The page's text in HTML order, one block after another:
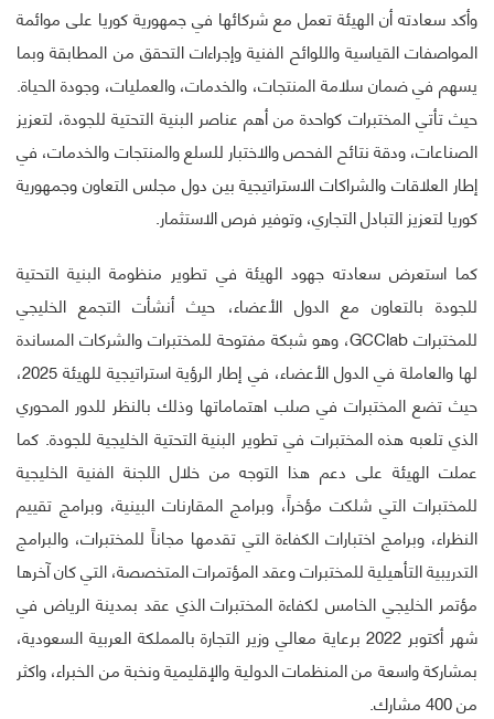
وأكد سعادته أن الهيئة تعمل مع شركائها في جمهورية كوريا على موائمة
المواصفات القياسية واللوائح الفنية وإجراءات التحقق من المطابقة وبما
يسهم في ضمان سلامة المنتجات، والخدمات، والعمليات، وجودة الحياة.
حيث تأتي المختبرات كواحدة من أهم عناصر البنية التحتية للجودة، لتعزيز
الصناعات، ودقة نتائح الفحص والاختبار للسلع والمنتجات والخدمات، في
إطار العلاقات والشراكات الاستراتيجية بين دول مجلس التعاون وجمهورية
كوريا لتعزيز التبادل التجاري، وتوفير فرص الاستثمار.
كما استعرض سعادته جهود الهيئة في تطوير منظومة البنية التحتية
للجودة بالتعاون مع الدول الأعضاء، حيث أنشأت التجمع الخليجي
للمختبرات GCClab، وهو شبكة مفتوحة للمختبرات والشركات المساندة
لها والعاملة في الدول الأعضاء، في إطار الرؤية استراتيجية للهيئة 2025،
حيث تضع المختبرات في صلب اهتماماتها وذلك بالنظر للدور المحوري
الذي تلعبه هذه المختبرات في تطوير البنية التحتية الخليجية للجودة. كما
عملت الهيئة على دعم هذا التوجه من خلال اللجنة الفنية الخليجية
للمختبرات التي شلكت مؤخراً، وبرامج المقارنات البينية، وبرامج تقييم
النظراء، وبرامج اختبارات الكفاءة التي تقدمها مجاناً للمختبرات، والبرامج
التدريبية التأهيلية للمختبرات وعقد المؤتمرات المتخصصة، التي كان آخرها
مؤتمر الخليجي الخامس لكفاءة المختبرات الذي عقد بمدينة الرياض في
شهر أكتوبر 2022 برعاية معالي وزير التجارة بالمملكة العربية السعودية،
بمشاركة واسعة من المنظمات الدولية والإقليمية ونخبة من الخبراء، واكثر
من 400 مشارك.